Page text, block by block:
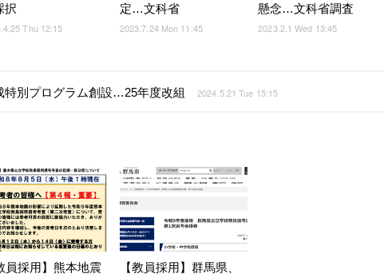
択
Thu 12:15
定…文科省
2023.7.24 Mon 11:45
懸念…文科省調査
2023.2.1 Wed 13:45
特別プログラム創設…25年度改組 2024.5.21 Tue 15:15
員採用】熊本地震
【教員採用】群馬県、